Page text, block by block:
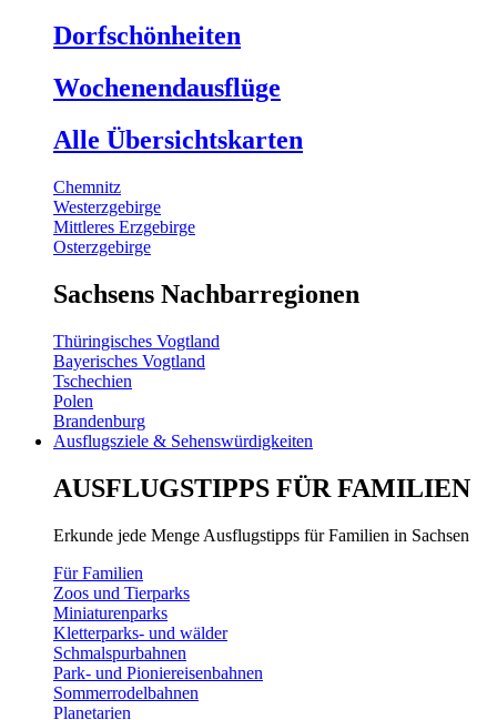
Dorfschönheiten
Wochenendausflüge
Alle Übersichtskarten
Chemnitz
Westerzgebirge
Mittleres Erzgebirge
Osterzgebirge
Sachsens Nachbarregionen
Thüringisches Vogtland
Bayerisches Vogtland
Tschechien
Polen
Brandenburg
Ausflugsziele & Sehenswürdigkeiten
AUSFLUGSTIPPS FÜR FAMILIEN
Erkunde jede Menge Ausflugstipps für Familien in Sachsen
Für Familien
Zoos und Tierparks
Miniaturenparks
Kletterparks- und wälder
Schmalspurbahnen
Park- und Pioniereisenbahnen
Sommerrodelbahnen
Planetarien